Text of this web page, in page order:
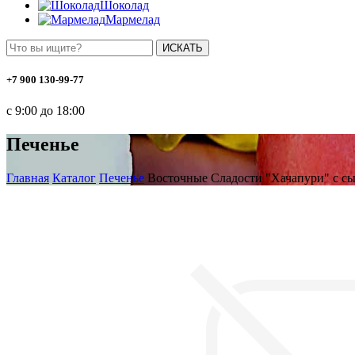
Шоколад
Мармелад
ИСКАТЬ
+7 900 130-99-77
с 9:00 до 18:00
Печенье
Главная Каталог Печенье Восточные Сладости "Хачапури" с